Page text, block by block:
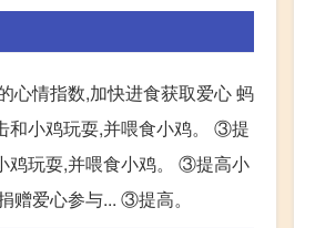
情指数,加快进食获取爱心 蚂
和小鸡玩耍,并喂食小鸡。 ③提
鸡玩耍,并喂食小鸡。 ③提高小
赠爱心参与... ③提高。